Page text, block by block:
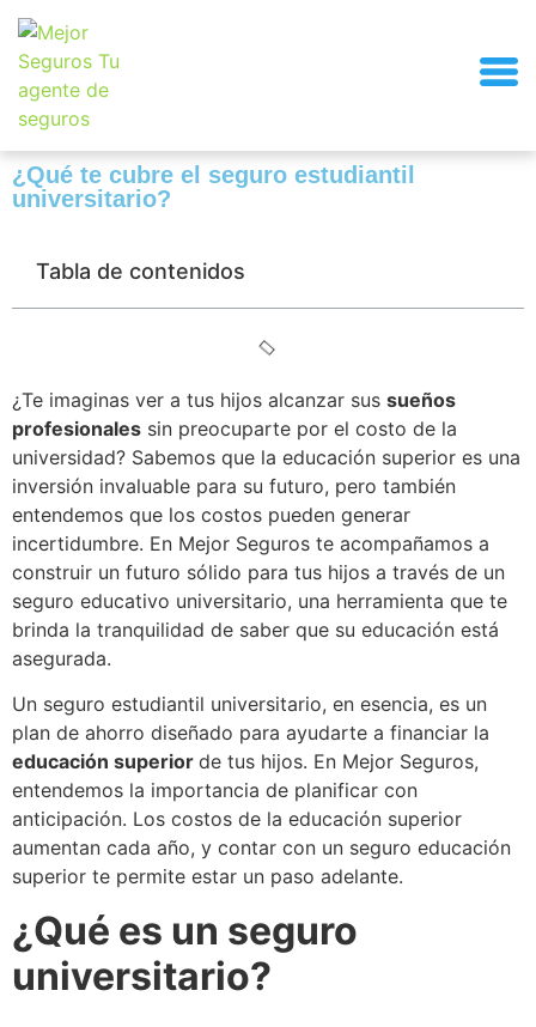
¿Qué te cubre el seguro estudiantil
universitario?
Tabla de contenidos
¿Te imaginas ver a tus hijos alcanzar sus sueños
profesionales sin preocuparte por el costo de la
universidad? Sabemos que la educación superior es una
inversión invaluable para su futuro, pero también
entendemos que los costos pueden generar
incertidumbre. En Mejor Seguros te acompañamos a
construir un futuro sólido para tus hijos a través de un
seguro educativo universitario, una herramienta que te
brinda la tranquilidad de saber que su educación está
asegurada.
Un seguro estudiantil universitario, en esencia, es un
plan de ahorro diseñado para ayudarte a financiar la
educación superior de tus hijos. En Mejor Seguros,
entendemos la importancia de planificar con
anticipación. Los costos de la educación superior
aumentan cada año, y contar con un seguro educación
superior te permite estar un paso adelante.
¿Qué es un seguro
universitario?